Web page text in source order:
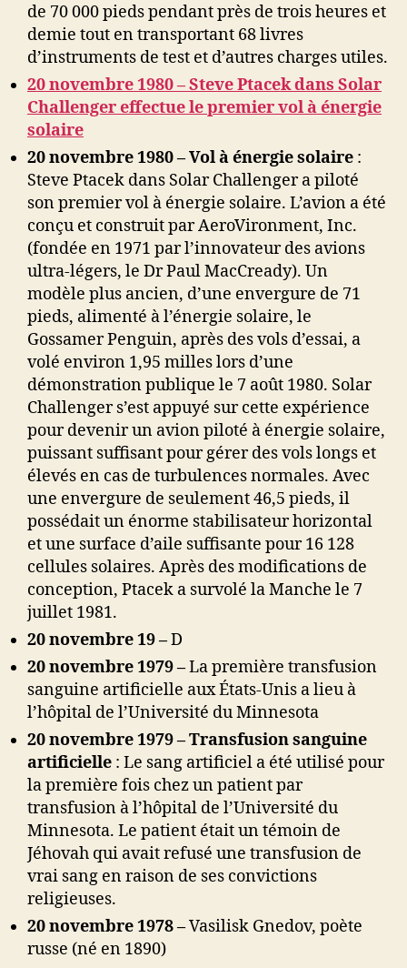
de 70 000 pieds pendant près de trois heures et
demie tout en transportant 68 livres
d’instruments de test et d’autres charges utiles.
20 novembre 1980 – Steve Ptacek dans Solar
Challenger effectue le premier vol à énergie
solaire
20 novembre 1980 – Vol à énergie solaire :
Steve Ptacek dans Solar Challenger a piloté
son premier vol à énergie solaire. L’avion a été
conçu et construit par AeroVironment, Inc.
(fondée en 1971 par l’innovateur des avions
ultra-légers, le Dr Paul MacCready). Un
modèle plus ancien, d’une envergure de 71
pieds, alimenté à l’énergie solaire, le
Gossamer Penguin, après des vols d’essai, a
volé environ 1,95 milles lors d’une
démonstration publique le 7 août 1980. Solar
Challenger s’est appuyé sur cette expérience
pour devenir un avion piloté à énergie solaire,
puissant suffisant pour gérer des vols longs et
élevés en cas de turbulences normales. Avec
une envergure de seulement 46,5 pieds, il
possédait un énorme stabilisateur horizontal
et une surface d’aile suffisante pour 16 128
cellules solaires. Après des modifications de
conception, Ptacek a survolé la Manche le 7
juillet 1981.
20 novembre 19 –D
20 novembre 1979 –La première transfusion
sanguine artificielle aux États-Unis a lieu à
l’hôpital de l’Université du Minnesota
20 novembre 1979 – Transfusion sanguine
artificielle : Le sang artificiel a été utilisé pour
la première fois chez un patient par
transfusion à l’hôpital de l’Université du
Minnesota. Le patient était un témoin de
Jéhovah qui avait refusé une transfusion de
vrai sang en raison de ses convictions
religieuses.
20 novembre 1978 –Vasilisk Gnedov, poète
russe (né en 1890)